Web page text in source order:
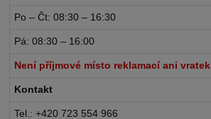
Po – Čt: 08:30 – 16:30
Pá: 08:30 – 16:00
Není příjmové místo reklamací ani vratek
Kontakt
Tel.: +420 723 554 966